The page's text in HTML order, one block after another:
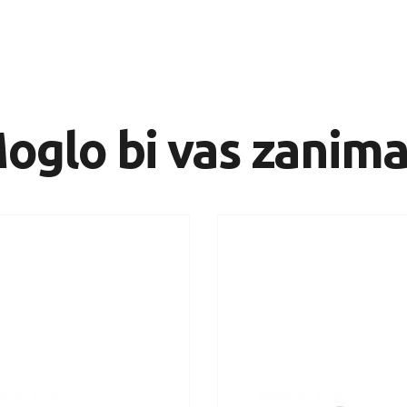
bi vas